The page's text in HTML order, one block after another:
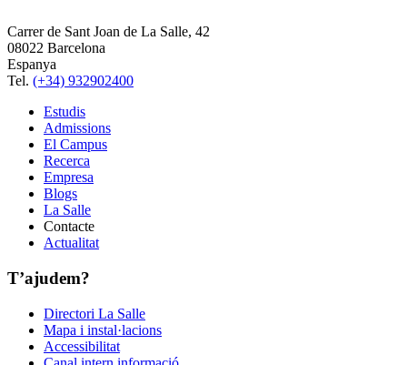
Carrer de Sant Joan de La Salle, 42
08022 Barcelona
Espanya
Tel. (+34) 932902400
Estudis
Admissions
El Campus
Recerca
Empresa
Blogs
La Salle
Contacte
Actualitat
T’ajudem?
Directori La Salle
Mapa i instal·lacions
Accessibilitat